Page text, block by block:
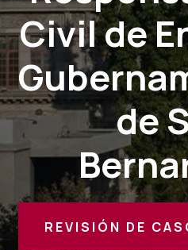
Civil de
de
REVISIÓN DE